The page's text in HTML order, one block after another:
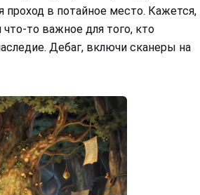
проход в потайное место. Кажется,
то важное для того, кто
Дебаг, включи сканеры на